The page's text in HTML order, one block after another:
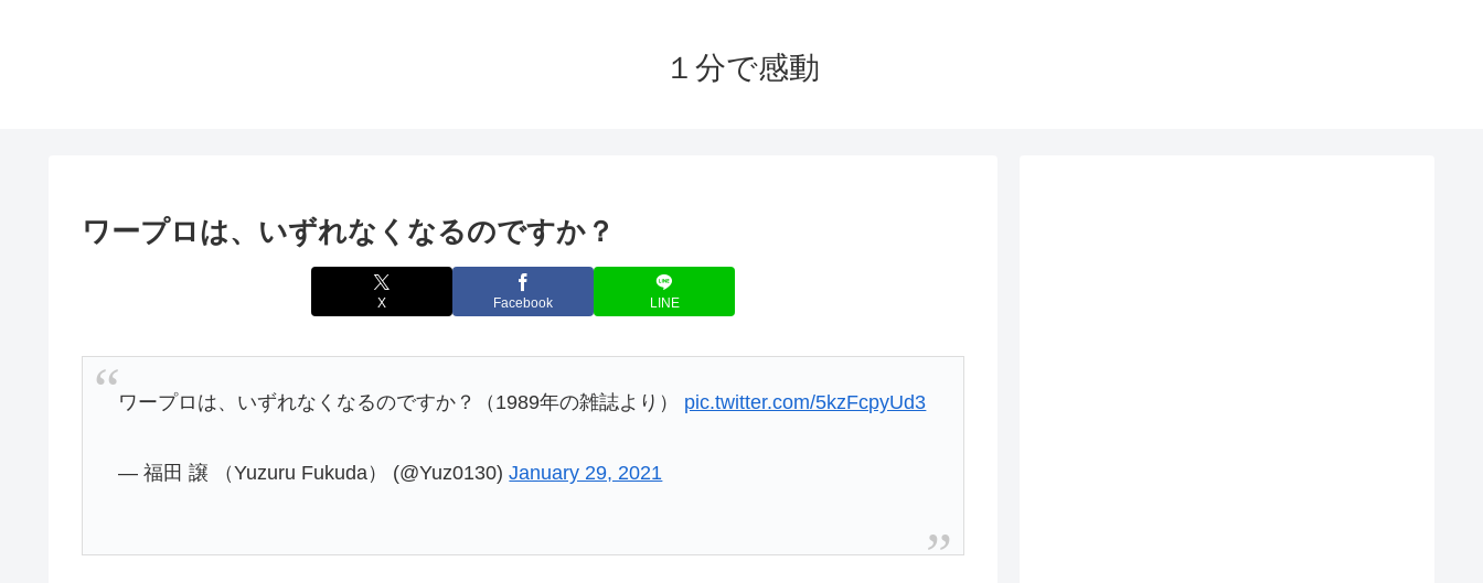
１分で感動
ワープロは、いずれなくなるのですか？
X Facebook LINE
ワープロは、いずれなくなるのですか？（1989年の雑誌より） pic.twitter.com/5kzFcpyUd3
— 福田 譲 （Yuzuru Fukuda） (@Yuz0130)January 29, 2021